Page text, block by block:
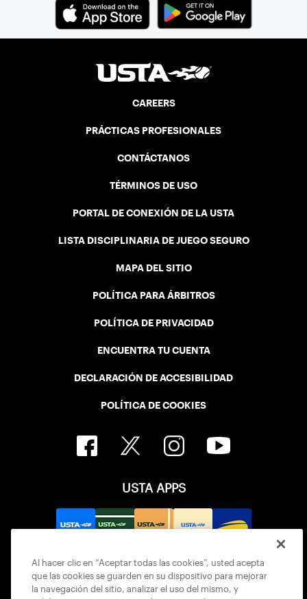
CAREERS
PRÁCTICAS PROFESIONALES
CONTÁCTANOS
TÉRMINOS DE USO
PORTAL DE CONEXIÓN DE LA USTA
LISTA DISCIPLINARIA DE JUEGO SEGURO
MAPA DEL SITIO
POLÍTICA PARA ÁRBITROS
POLÍTICA DE PRIVACIDAD
ENCUENTRA TU CUENTA
DECLARACIÓN DE ACCESIBILIDAD
POLÍTICA DE COOKIES
USTA APPS
Al hacer clic en “Aceptar todas las cookies”, usted acepta
que las cookies se guarden en su dispositivo para mejorar
la navegación del sitio, analizar el uso del mismo, y